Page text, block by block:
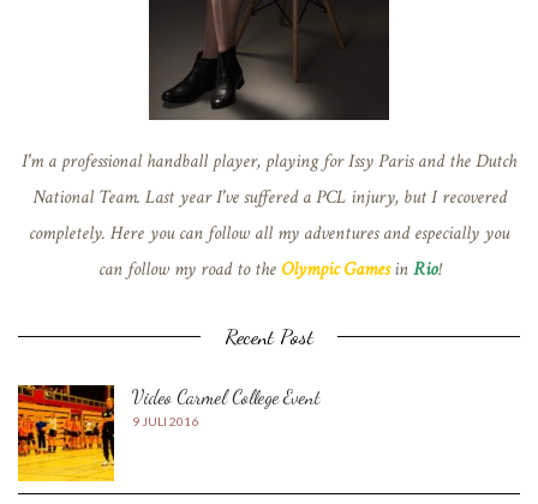
I'm a professional handball player, playing for Issy Paris and the Dutch
National Team. Last year I've suffered a PCL injury, but I recovered
completely. Here you can follow all my adventures and especially you
can follow my road to theOlympic GamesinRio!
Recent Post
Video Carmel College Event
9 JULI 2016